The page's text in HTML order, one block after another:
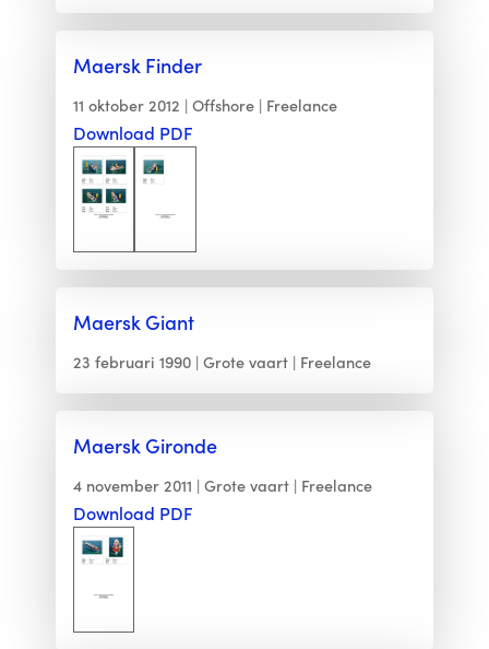
Maersk Finder
11 oktober 2012 Offshore Freelance
Download PDF
Maersk Giant
23 februari 1990 Grote vaart Freelance
Maersk Gironde
4 november 2011 Grote vaart Freelance
Download PDF